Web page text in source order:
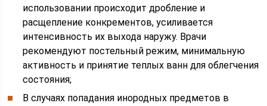
использовании происходит дробление и
расщепление конкрементов, усиливается
интенсивность их выхода наружу. Врачи
рекомендуют постельный режим, минимальную
активность и принятие теплых ванн для облегчения
состояния;
В случаях попадания инородных предметов в